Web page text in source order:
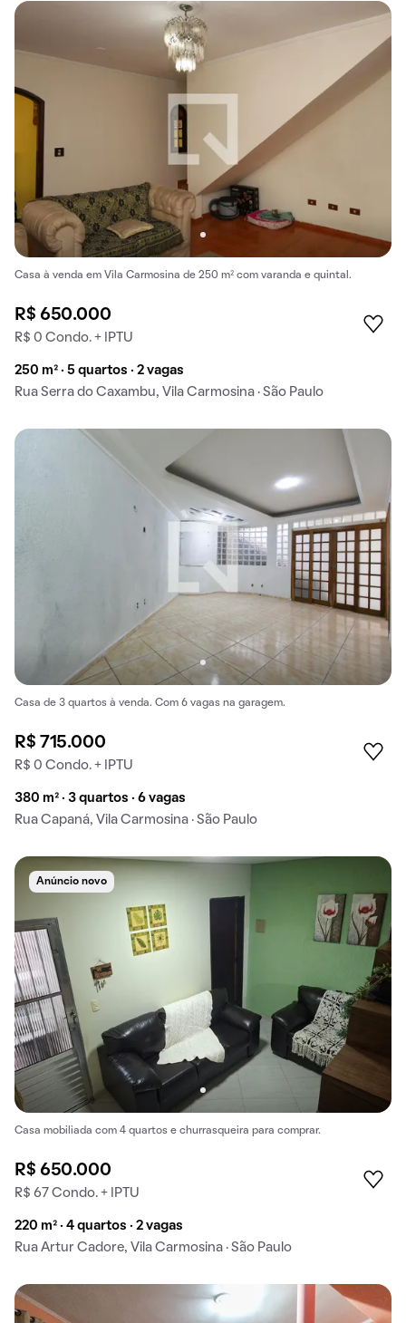
Casa à venda em Vila Carmosina de 250 m² com varanda e quintal.
R$ 650.000
R$ 0 Condo. + IPTU
250 m² · 5 quartos · 2 vagas
Rua Serra do Caxambu, Vila Carmosina · São Paulo
Casa de 3 quartos à venda. Com 6 vagas na garagem.
R$ 715.000
R$ 0 Condo. + IPTU
380 m² · 3 quartos · 6 vagas
Rua Capaná, Vila Carmosina · São Paulo
Anúncio novo
Casa mobiliada com 4 quartos e churrasqueira para comprar.
R$ 650.000
R$ 67 Condo. + IPTU
220 m² · 4 quartos · 2 vagas
Rua Artur Cadore, Vila Carmosina · São Paulo